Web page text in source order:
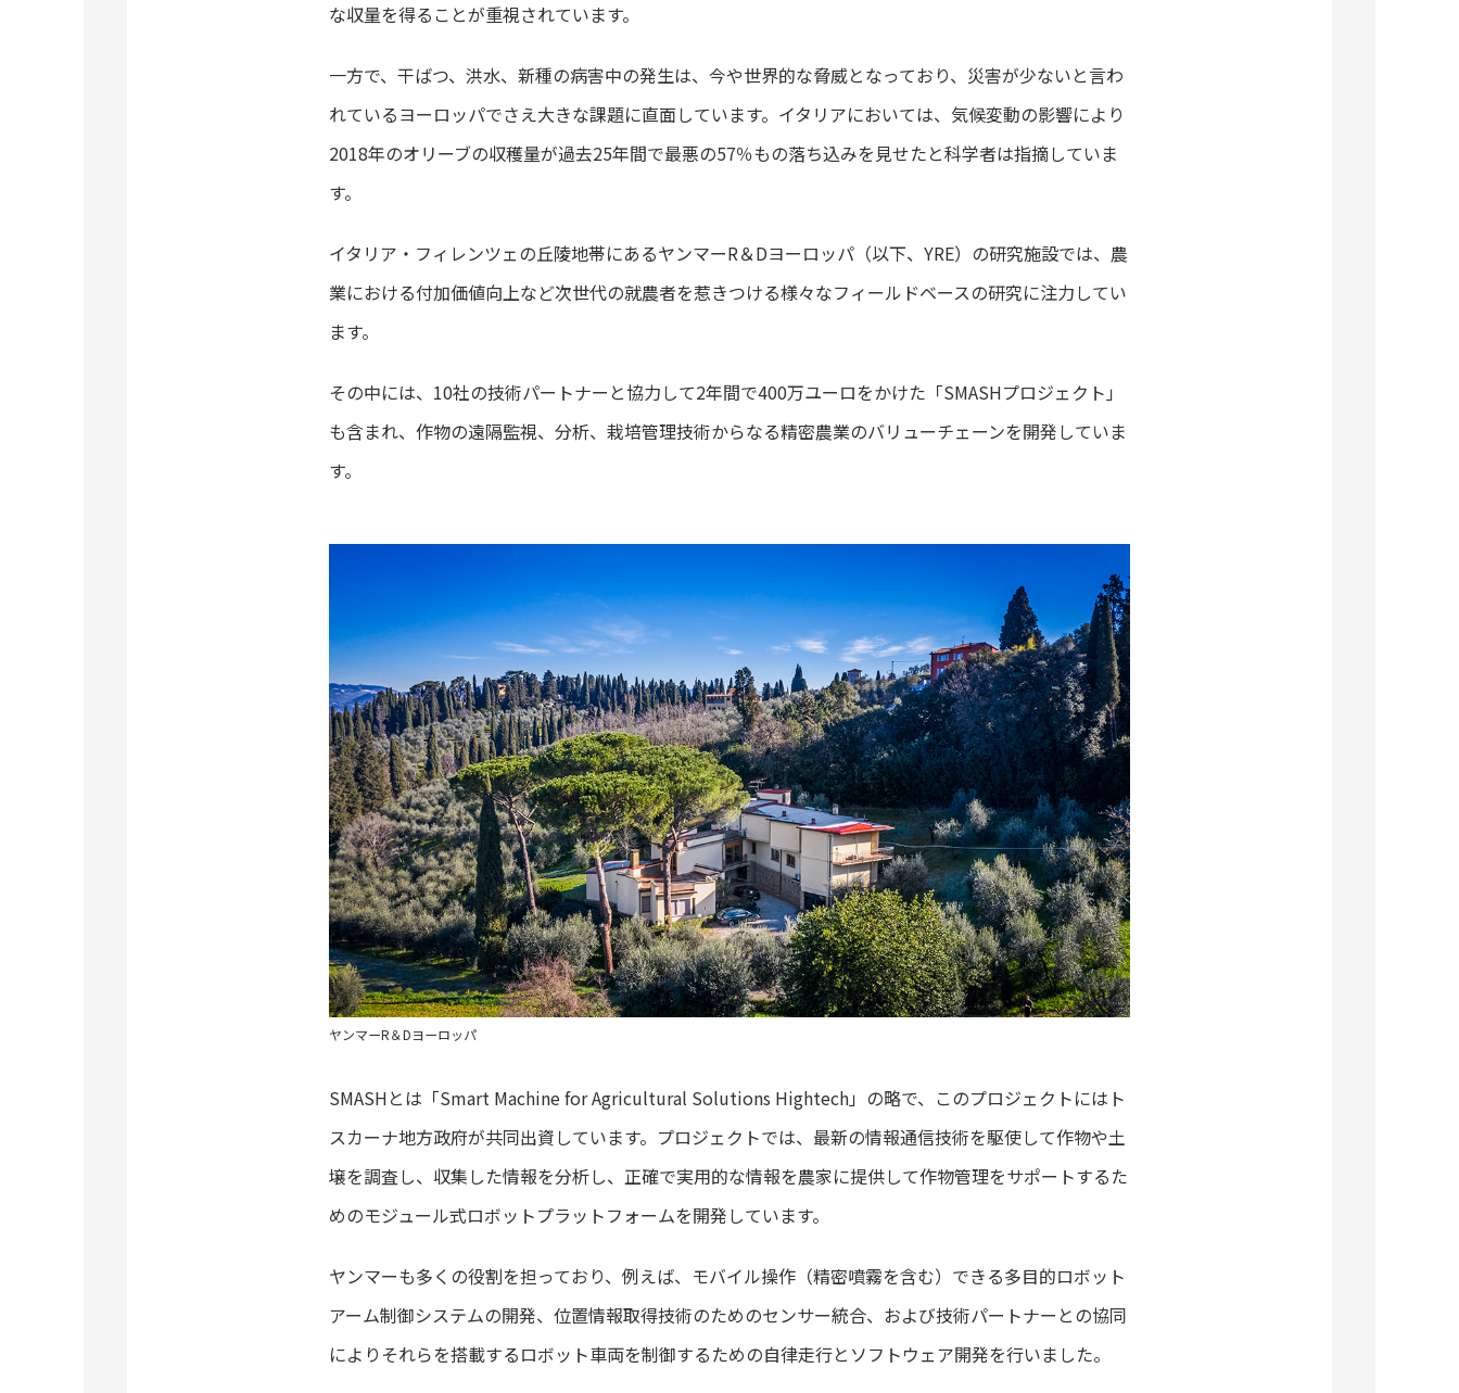
な収量を得ることが重視されています。
一方で、干ばつ、洪水、新種の病害中の発生は、今や世界的な脅威となっており、災害が少ないと言わ
れているヨーロッパでさえ大きな課題に直面しています。イタリアにおいては、気候変動の影響により
2018年のオリーブの収穫量が過去25年間で最悪の57％もの落ち込みを見せたと科学者は指摘していま
す。
イタリア・フィレンツェの丘陵地帯にあるヤンマーR＆Dヨーロッパ（以下、YRE）の研究施設では、農
業における付加価値向上など次世代の就農者を惹きつける様々なフィールドベースの研究に注力してい
ます。
その中には、10社の技術パートナーと協力して2年間で400万ユーロをかけた「SMASHプロジェクト」
も含まれ、作物の遠隔監視、分析、栽培管理技術からなる精密農業のバリューチェーンを開発していま
す。
ヤンマーR＆Dヨーロッパ
SMASHとは「Smart Machine for Agricultural Solutions Hightech」の略で、このプロジェクトにはト
スカーナ地方政府が共同出資しています。プロジェクトでは、最新の情報通信技術を駆使して作物や土
壌を調査し、収集した情報を分析し、正確で実用的な情報を農家に提供して作物管理をサポートするた
めのモジュール式ロボットプラットフォームを開発しています。
ヤンマーも多くの役割を担っており、例えば、モバイル操作（精密噴霧を含む）できる多目的ロボット
アーム制御システムの開発、位置情報取得技術のためのセンサー統合、および技術パートナーとの協同
によりそれらを搭載するロボット車両を制御するための自律走行とソフトウェア開発を行いました。